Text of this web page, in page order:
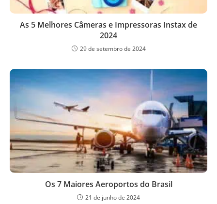
As 5 Melhores Câmeras e Impressoras Instax de
2024
29 de setembro de 2024
Os 7 Maiores Aeroportos do Brasil
21 de junho de 2024